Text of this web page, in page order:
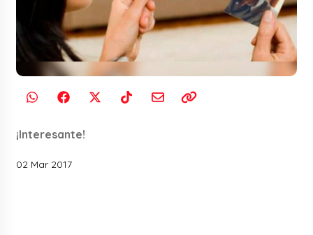
¡Interesante!
02 Mar 2017